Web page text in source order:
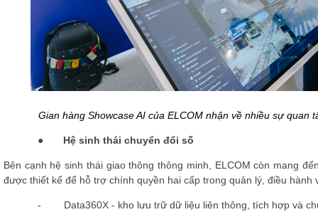
Gian hàng Showcase AI của ELCOM nhận về nhiều sự quan
● Hệ sinh thái chuyển đổi số
Bên cạnh hệ sinh thái giao thông thông minh, ELCOM còn mang
được thiết kế để hỗ trợ chính quyền hai cấp trong quản lý, điều hành
- Data360X - kho lưu trữ dữ liệu liên thông, tích hợp và